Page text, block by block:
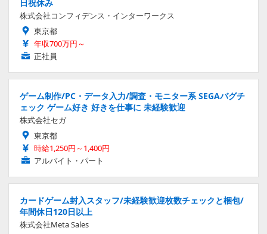
日祝休み
株式会社コンフィデンス・インターワークス
東京都
年収700万円～
正社員
ゲーム制作/PC・データ入力/調査・モニター系 SEGAバグチ
ェック ゲーム好き 好きを仕事に 未経験歓迎
株式会社セガ
東京都
時給1,250円～1,400円
アルバイト・パート
カードゲーム封入スタッフ/未経験歓迎枚数チェックと梱包/
年間休日120日以上
株式会社Meta Sales